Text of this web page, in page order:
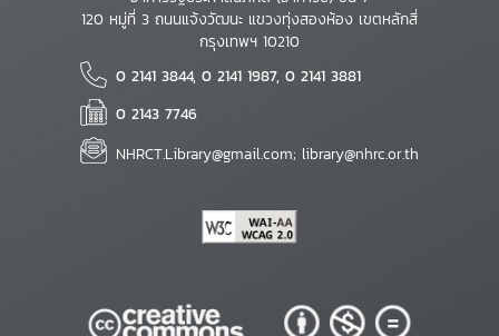
120 หมู่ที่ 3 ถนนแจ้งวัฒนะ แขวงทุ่งสองห้อง เขตหลักสี่
กรุงเทพฯ 10210
0 2141 3844, 0 2141 1987, 0 2141 3881
0 2143 7746
NHRCT.Library@gmail.com; library@nhrc.or.th